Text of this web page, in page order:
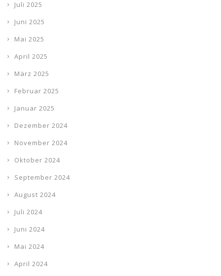
Juli 2025
Juni 2025
Mai 2025
April 2025
März 2025
Februar 2025
Januar 2025
Dezember 2024
November 2024
Oktober 2024
September 2024
August 2024
Juli 2024
Juni 2024
Mai 2024
April 2024